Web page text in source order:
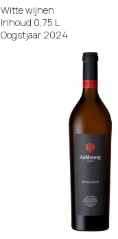
Witte wijnen
Inhoud 0,75 L
Oogstjaar 2024